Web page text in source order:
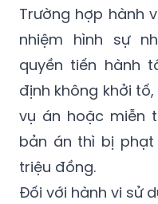
Trường hợp hành
nhiệm hình sự
quyền tiến hành
định không khởi
vụ án hoặc miễn
bản án thì bị
triệu đồng.
Đối với hành vi sử